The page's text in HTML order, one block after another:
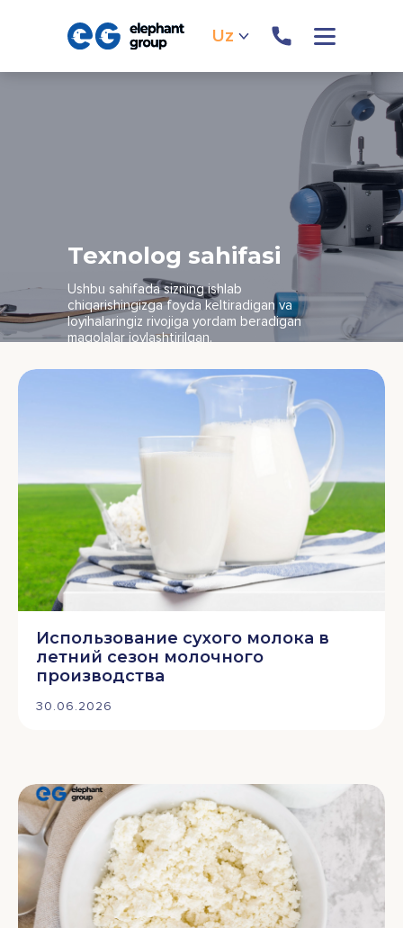
Uz
Texnolog sahifasi
Ushbu sahifada sizning ishlab
chiqarishingizga foyda keltiradigan va
loyihalaringiz rivojiga yordam beradigan
maqolalar joylashtirilgan.
Использование сухого молока в
летний сезон молочного
производства
30.06.2026